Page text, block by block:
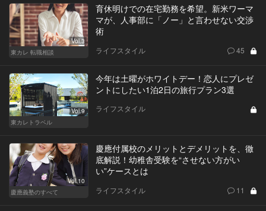
Vol.3
東カレ 転職相談
育休明けでの在宅勤務を希望。新米ワーマ
マが、人事部に「ノー」と言わせない交渉
術
ライフスタイル 45
Vol.9
東カレトラベル
今年は土曜がホワイトデー！恋人にプレゼ
ントにしたい1泊2日の旅行プラン3選
ライフスタイル
Vol.10
慶應義塾のすべて
慶應付属校のメリットとデメリットを、徹
底解説！幼稚舎受験を“させない方がい
い”ケースとは
ライフスタイル 11